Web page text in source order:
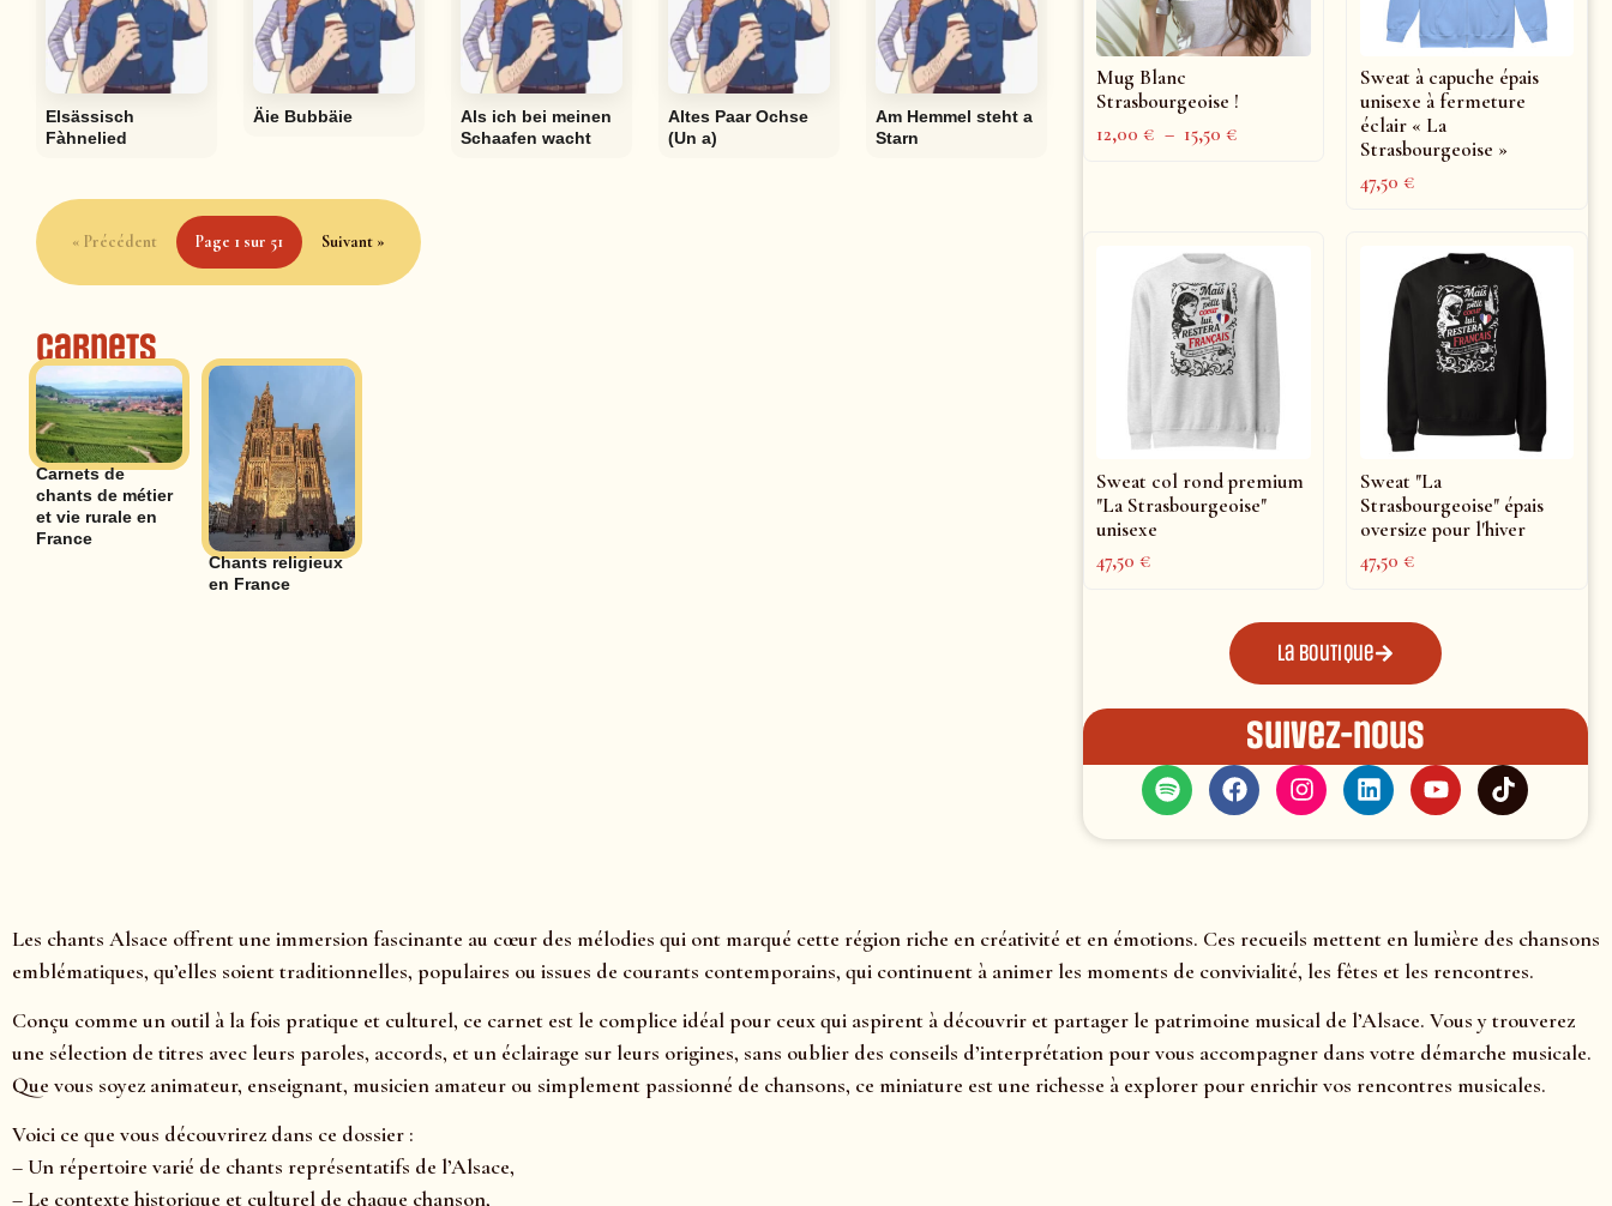
Elsässisch
Fàhnelied
Äie Bubbäie
Als ich bei meinen
Schaafen wacht
Altes Paar Ochse
(Un a)
Am Hemmel steht a
Starn
« Précédent Page 1 sur 51 Suivant »
Carnets
Carnets de
chants de métier
et vie rurale en
France
Chants religieux
en France
Mug Blanc
Strasbourgeoise !
12,00€ – 15,50€
Sweat à capuche épais
unisexe à fermeture
éclair « La
Strasbourgeoise »
47,50€
Sweat col rond premium
"La Strasbourgeoise"
unisexe
47,50€
Sweat "La
Strasbourgeoise" épais
oversize pour l'hiver
47,50€
La boutique
Suivez-nous
Les chants Alsace offrent une immersion fascinante au cœur des mélodies qui ont marqué cette région riche en créativité et en émotions. Ces recueils mettent en lumière des chansons
emblématiques, qu’elles soient traditionnelles, populaires ou issues de courants contemporains, qui continuent à animer les moments de convivialité, les fêtes et les rencontres.
Conçu comme un outil à la fois pratique et culturel, ce carnet est le complice idéal pour ceux qui aspirent à découvrir et partager le patrimoine musical de l’Alsace. Vous y trouverez
une sélection de titres avec leurs paroles, accords, et un éclairage sur leurs origines, sans oublier des conseils d’interprétation pour vous accompagner dans votre démarche musicale.
Que vous soyez animateur, enseignant, musicien amateur ou simplement passionné de chansons, ce miniature est une richesse à explorer pour enrichir vos rencontres musicales.
Voici ce que vous découvrirez dans ce dossier :
– Un répertoire varié de chants représentatifs de l’Alsace,
– Le contexte historique et culturel de chaque chanson,